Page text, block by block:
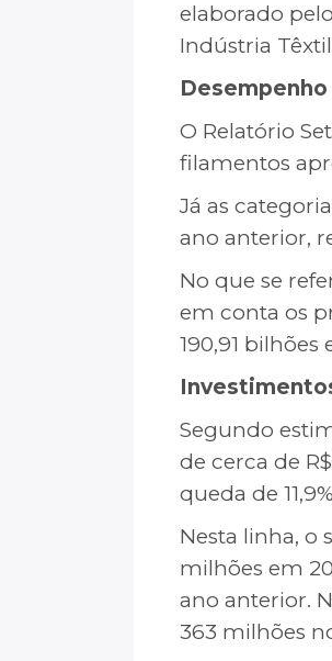
elaborado pelo
Indústria
O Relatório
filamentos
Já as
ano anterior,
No que se
em conta os
190,91 bilhões
Segundo
de cerca de
queda de
Nesta linha, o
milhões em
ano anterior.
363 milhões